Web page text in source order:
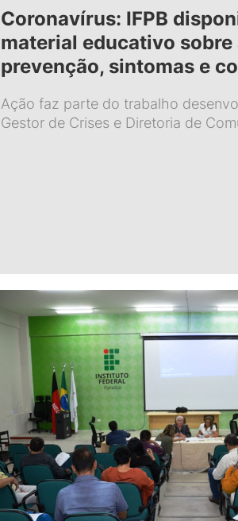
Coronavírus: IFPB
material educativo sobre
prevenção, sintomas e
Ação faz parte do trabalho
Gestor de Crises e Diretoria de